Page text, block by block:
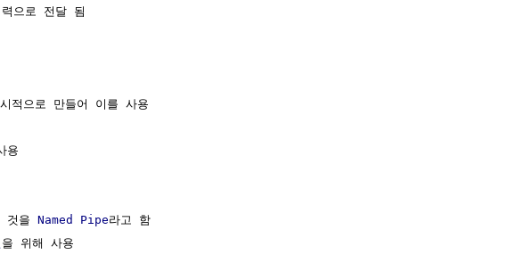
으로 전달 됨
적으로 만들어 이를 사용
용
것을
Named Pipe라고 함